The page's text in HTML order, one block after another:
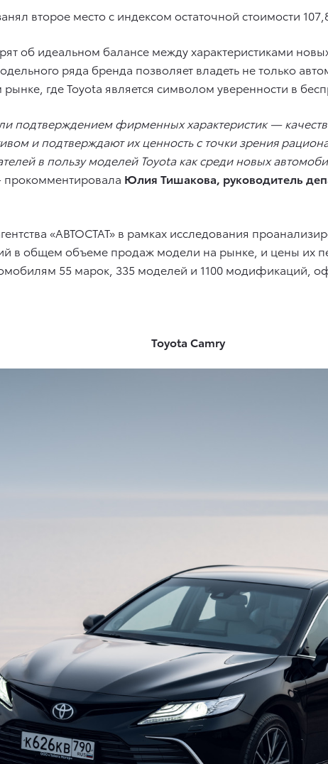
второе место с индексом остаточной стоимости
об идеальном балансе между характеристиками
ряда бренда позволяет владеть не только
где Toyota является символом уверенности в
подтверждением фирменных характеристик —
и подтверждают их ценность с точки зрения
в пользу моделей Toyota как среди новых
Юлия Тишакова, руководитель
«АВТОСТАТ» в рамках исследования
в общем объеме продаж модели на рынке, и цены их
55 марок, 335 моделей и 1100 модификаций,
Toyota Camry